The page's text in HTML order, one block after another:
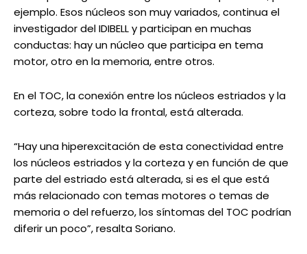
ejemplo. Esos núcleos son muy variados, continua el
investigador del IDIBELL y participan en muchas
conductas: hay un núcleo que participa en tema
motor, otro en la memoria, entre otros.
En el TOC, la conexión entre los núcleos estriados y la
corteza, sobre todo la frontal, está alterada.
“Hay una hiperexcitación de esta conectividad entre
los núcleos estriados y la corteza y en función de que
parte del estriado está alterada, si es el que está
más relacionado con temas motores o temas de
memoria o del refuerzo, los síntomas del TOC podrían
diferir un poco”, resalta Soriano.